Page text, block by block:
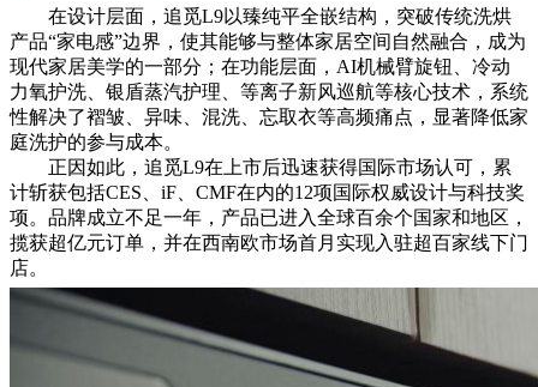
在设计层面，追觅L9以臻纯平全嵌结构，突破传统洗烘
产品“家电感”边界，使其能够与整体家居空间自然融合，成为
现代家居美学的一部分；在功能层面，AI机械臂旋钮、冷动
力氧护洗、银盾蒸汽护理、等离子新风巡航等核心技术，系统
性解决了褶皱、异味、混洗、忘取衣等高频痛点，显著降低家
庭洗护的参与成本。
正因如此，追觅L9在上市后迅速获得国际市场认可，累
计斩获包括CES、iF、CMF在内的12项国际权威设计与科技奖
项。品牌成立不足一年，产品已进入全球百余个国家和地区，
揽获超亿元订单，并在西南欧市场首月实现入驻超百家线下门
店。